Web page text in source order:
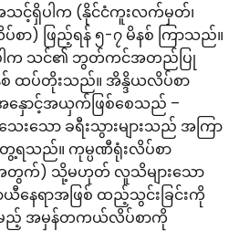
င့်ရှိပါက (နိုင်ငံကူးလက်မှတ်၊
စာ) ဖြည့်ရန် ၅-၇ မိနစ် ကြာသည်။
ါက သင်၏ ဘွတ်ကင်အတည်ပြု
စ် ထပ်တိုးသည်။ အိန္ဒိယလိပ်စာ
ောင့်အယှက်ဖြစ်စေသည် –
သော ခရီးသွားများသည် အကြာ
တွေ့ရသည်။ ကုမ္ပဏီရုံးလိပ်စာ
ားအတွက်) သို့မဟုတ် လူသိများသော
ရာအဖြစ် ထည့်သွင်းခြင်းကို
မည့် အမှန်တကယ်လိပ်စာကို